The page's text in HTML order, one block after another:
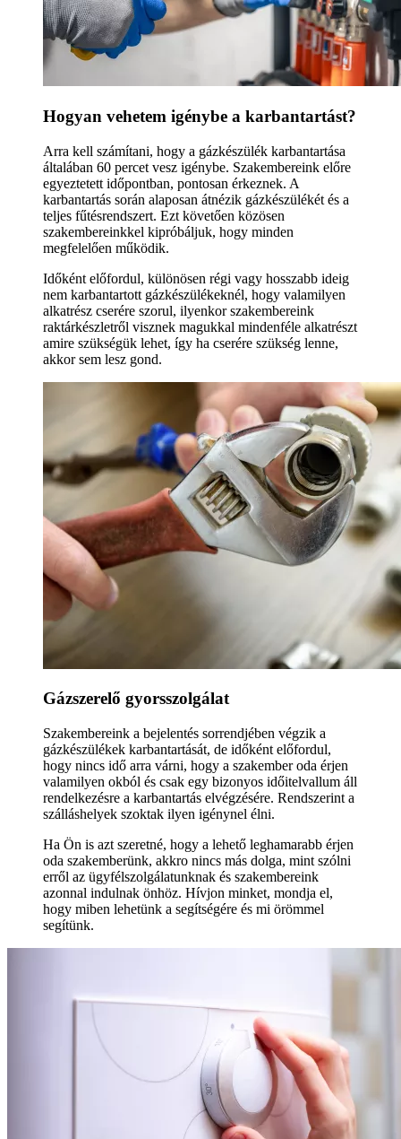
Hogyan vehetem igénybe a karbantartást?
Arra kell számítani, hogy a gázkészülék karbantartása
általában 60 percet vesz igénybe. Szakembereink előre
egyeztetett időpontban, pontosan érkeznek. A
karbantartás során alaposan átnézik gázkészülékét és a
teljes fűtésrendszert. Ezt követően közösen
szakembereinkkel kipróbáljuk, hogy minden
megfelelően működik.
Időként előfordul, különösen régi vagy hosszabb ideig
nem karbantartott gázkészülékeknél, hogy valamilyen
alkatrész cserére szorul, ilyenkor szakembereink
raktárkészletről visznek magukkal mindenféle alkatrészt
amire szükségük lehet, így ha cserére szükség lenne,
akkor sem lesz gond.
Gázszerelő gyorsszolgálat
Szakembereink a bejelentés sorrendjében végzik a
gázkészülékek karbantartását, de időként előfordul,
hogy nincs idő arra várni, hogy a szakember oda érjen
valamilyen okból és csak egy bizonyos időitelvallum áll
rendelkezésre a karbantartás elvégzésére. Rendszerint a
szálláshelyek szoktak ilyen igénynel élni.
Ha Ön is azt szeretné, hogy a lehető leghamarabb érjen
oda szakemberünk, akkro nincs más dolga, mint szólni
erről az ügyfélszolgálatunknak és szakembereink
azonnal indulnak önhöz. Hívjon minket, mondja el,
hogy miben lehetünk a segítségére és mi örömmel
segítünk.